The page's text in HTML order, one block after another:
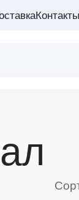
Контакты